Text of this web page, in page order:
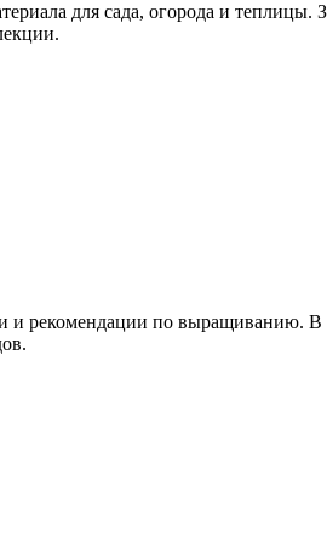
для сада, огорода и теплицы.
и рекомендации по выращиванию.